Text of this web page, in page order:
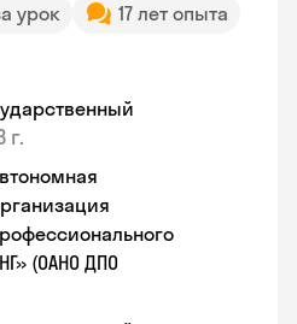
урок
17 лет опыта
г.
(ОАНО ДПО